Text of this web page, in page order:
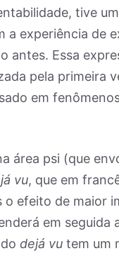
tive
a experiência de
antes. Essa
pela primeira
em
área psi (que
vu, que em
efeito de maior
em seguida
dejá vu tem um